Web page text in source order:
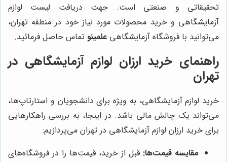
تحقیقاتی و صنعتی است. جهت دریافت لیست لوازم
آزمایشگاهی و خرید محصولات مورد نیاز خود در منطقه تهران،
می‌توانید با فروشگاه آزمایشگاهی علمینو تماس حاصل فرمائید.
راهنمای خرید ارزان لوازم آزمایشگاهی در
تهران
خرید لوازم آزمایشگاهی، به ویژه برای دانشجویان و استارتاپ‌ها،
می‌تواند یک چالش مالی باشد. در اینجا، به بررسی راهکارهایی
برای خرید ارزان لوازم آزمایشگاهی در تهران می‌پردازیم:
مقایسه قیمت‌ها: قبل از خرید، قیمت‌ها را در فروشگاه‌های